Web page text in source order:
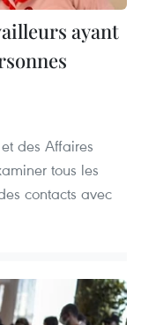
ayant
des Affaires
tous les
contacts avec